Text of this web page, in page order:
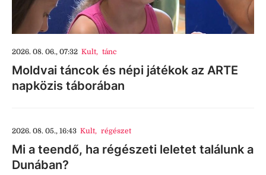
2026. 08. 06., 07:32 Kult, tánc
Moldvai táncok és népi játékok az ARTE
napközis táborában
2026. 08. 05., 16:43 Kult, régészet
Mi a teendő, ha régészeti leletet találunk a
Dunában?